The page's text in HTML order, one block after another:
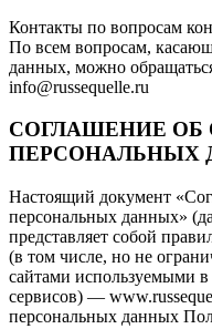
Контакты по вопросам
По всем вопросам,
данных, можно
info@russequelle.ru
СОГЛАШЕНИЕ ОБ
ПЕРСОНАЛЬНЫХ
Настоящий документ
персональных данных»
представляет собой
(в том числе, но не
сайтами используемыми
сервисов) —
персональных данных